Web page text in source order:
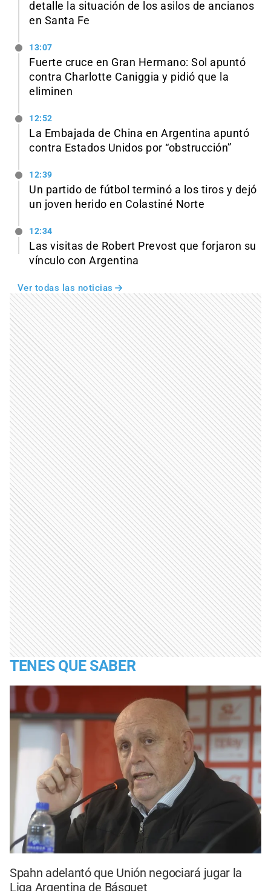
detalle la situación de los asilos de ancianos
en Santa Fe
13:07
Fuerte cruce en Gran Hermano: Sol apuntó
contra Charlotte Caniggia y pidió que la
eliminen
12:52
La Embajada de China en Argentina apuntó
contra Estados Unidos por “obstrucción”
12:39
Un partido de fútbol terminó a los tiros y dejó
un joven herido en Colastiné Norte
12:34
Las visitas de Robert Prevost que forjaron su
vínculo con Argentina
Ver todas las noticias
TENES QUE SABER
Spahn adelantó que Unión negociará jugar la
Liga Argentina de Básquet